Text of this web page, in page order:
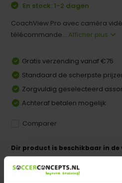
En stock: 1-2 dagen
CoachView Pro avec caméra
télécommande... Afficher plus
Gratis verzending vanaf €75
Standaard de scherpste
Zorgvuldig geselecteerd
Achteraf betalen mogelijk
Comparer
Dir product is beschikbaar in
Heeft u een vraag over dit